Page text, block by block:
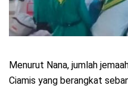
Menurut Nana, jumlah
Ciamis yang berangkat